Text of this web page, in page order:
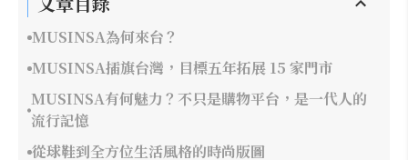
MUSINSA為何來台？
MUSINSA插旗台灣，目標五年拓展 15 家門市
MUSINSA有何魅力？不只是購物平台，是一代人的
流行記憶
從球鞋到全方位生活風格的時尚版圖